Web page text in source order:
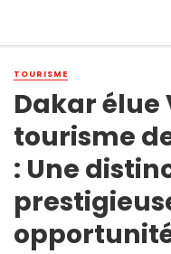
TOURISME
Dakar élue
tourisme
: Une